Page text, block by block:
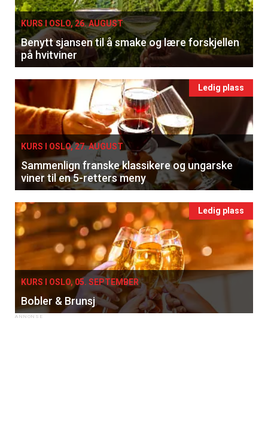
KURS I OSLO, 26. AUGUST
Benytt sjansen til å smake og lære forskjellen
på hvitviner
Ledig plass
KURS I OSLO, 27. AUGUST
Sammenlign franske klassikere og ungarske
viner til en 5-retters meny
Ledig plass
KURS I OSLO, 05. SEPTEMBER
Bobler & Brunsj